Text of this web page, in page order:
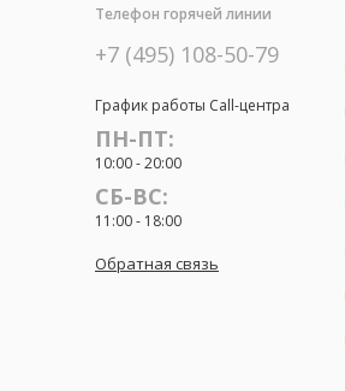
Телефон горячей линии
+7 (495) 108-50-79
График работы Call-центра
ПН-ПТ:
10:00 - 20:00
СБ-ВС:
11:00 - 18:00
Обратная связь